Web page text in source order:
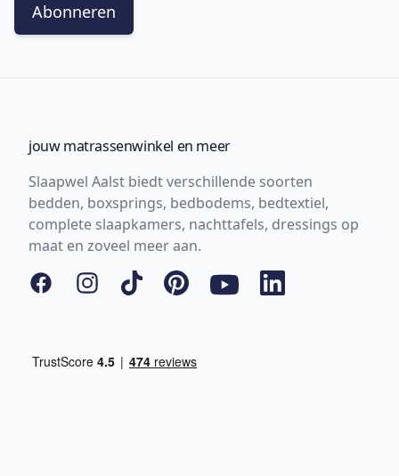
Abonneren
jouw matrassenwinkel en meer
Slaapwel Aalst biedt verschillende soorten
bedden, boxsprings, bedbodems, bedtextiel,
complete slaapkamers, nachttafels, dressings op
maat en zoveel meer aan.
FacebookInstagram
Tiktok PinterestYouTubeLinkedIn